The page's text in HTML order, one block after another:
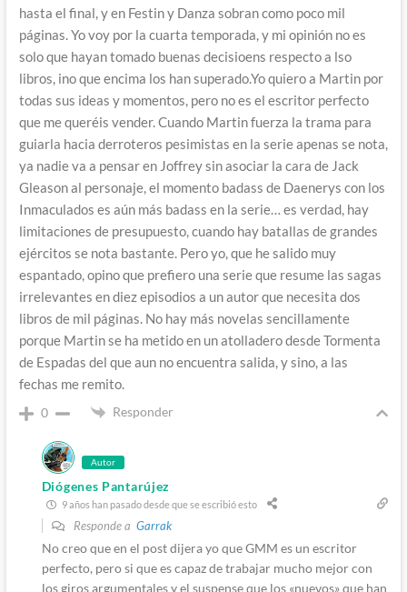
hasta el final, y en Festin y Danza sobran como poco mil
páginas. Yo voy por la cuarta temporada, y mi opinión no es
solo que hayan tomado buenas decisioens respecto a lso
libros, ino que encima los han superado.Yo quiero a Martin por
todas sus ideas y momentos, pero no es el escritor perfecto
que me queréis vender. Cuando Martin fuerza la trama para
guiarla hacia derroteros pesimistas en la serie apenas se nota,
ya nadie va a pensar en Joffrey sin asociar la cara de Jack
Gleason al personaje, el momento badass de Daenerys con los
Inmaculados es aún más badass en la serie… es verdad, hay
limitaciones de presupuesto, cuando hay batallas de grandes
ejércitos se nota bastante. Pero yo, que he salido muy
espantado, opino que prefiero una serie que resume las sagas
irrelevantes en diez episodios a un autor que necesita dos
libros de mil páginas. No hay más novelas sencillamente
porque Martin se ha metido en un atolladero desde Tormenta
de Espadas del que aun no encuentra salida, y sino, a las
fechas me remito.
0 Responder
Autor
Diógenes Pantarújez
9 años han pasado desde que se escribió esto
Responde a Garrak
No creo que en el post dijera yo que GMM es un escritor
perfecto, pero si que es capaz de trabajar mucho mejor con
los giros argumentales y el suspense que los «nuevos» que han